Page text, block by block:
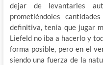
dejar de levantarles
prometiéndoles
definitiva, tenía que jugar
Liefeld no iba a hacerlo y
forma posible, pero en el
siendo una fuerza de la